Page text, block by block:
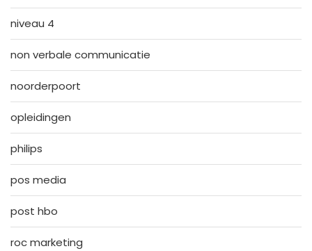
niveau 4
non verbale communicatie
noorderpoort
opleidingen
philips
pos media
post hbo
roc marketing